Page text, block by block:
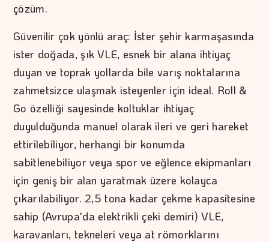
çözüm.
Güvenilir çok yönlü araç: İster şehir karmaşasında
ister doğada, şık VLE, esnek bir alana ihtiyaç
duyan ve toprak yollarda bile varış noktalarına
zahmetsizce ulaşmak isteyenler için ideal. Roll &
Go özelliği sayesinde koltuklar ihtiyaç
duyulduğunda manuel olarak ileri ve geri hareket
ettirilebiliyor, herhangi bir konumda
sabitlenebiliyor veya spor ve eğlence ekipmanları
için geniş bir alan yaratmak üzere kolayca
çıkarılabiliyor. 2,5 tona kadar çekme kapasitesine
sahip (Avrupa'da elektrikli çeki demiri) VLE,
karavanları, tekneleri veya at römorklarını